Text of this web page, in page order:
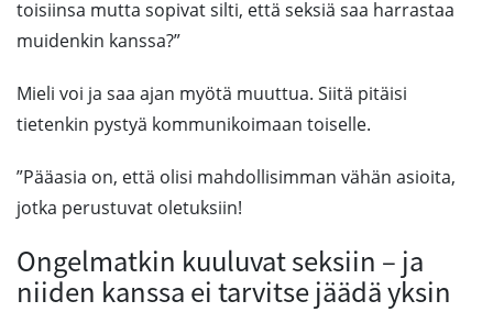
toisiinsa mutta sopivat silti, että seksiä saa harrastaa
muidenkin kanssa?”
Mieli voi ja saa ajan myötä muuttua. Siitä pitäisi
tietenkin pystyä kommunikoimaan toiselle.
”Pääasia on, että olisi mahdollisimman vähän asioita,
jotka perustuvat oletuksiin!
Ongelmatkin kuuluvat seksiin – ja
niiden kanssa ei tarvitse jäädä yksin